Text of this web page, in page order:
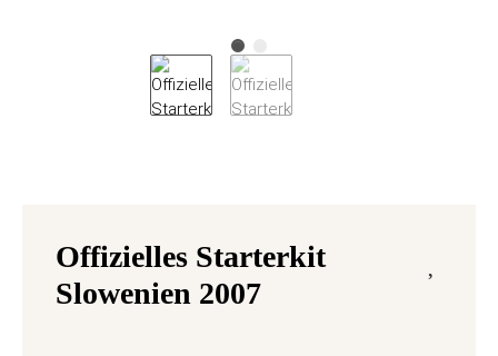
Offizielles Starterkit
Slowenien 2007